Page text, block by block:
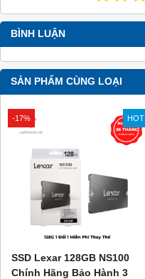
BÌNH LUẬN
SẢN PHẨM CÙNG LOẠI
-17% HOT
SSD Lexar 128GB NS100
Chính Hãng Bảo Hành 3